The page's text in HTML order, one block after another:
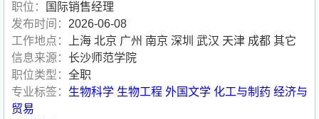
职位：
国际销售经理
发布时间： 2026-06-08
工作地点：
上海 北京 广州 南京 深圳 武汉 天津 成都 其它
信息来源： 长沙师范学院
职位类型： 全职
专业标签： 生物科学 生物工程 外国文学 化工与制药 经济与
贸易